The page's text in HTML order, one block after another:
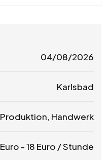
04/08/2026
Karlsbad
Produktion, Handwerk
Euro -18 Euro / Stunde